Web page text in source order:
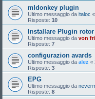
mldonkey plugin
Ultimo messaggio da italoc «
Risposte: 10
Installare Plugin
Ultimo messaggio da von
Risposte: 7
configurazion avards
Ultimo messaggio da alez «
Risposte: 3
EPG
Ultimo messaggio da
Risposte: 8